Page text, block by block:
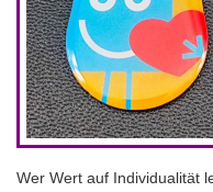
Wer Wert auf Individualität